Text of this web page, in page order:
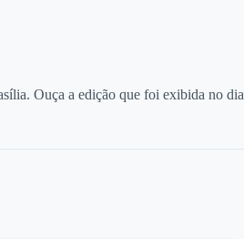
Ouça a edição que foi exibida no